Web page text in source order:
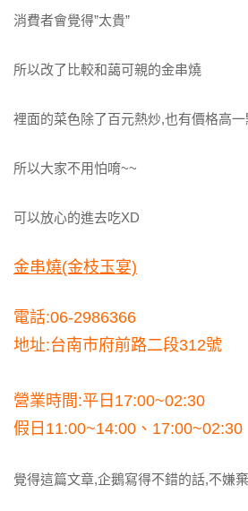
消費者會覺得”太貴”
所以改了比較和藹可親的金串燒
裡面的菜色除了百元熱炒,也有價格高
所以大家不用怕唷~~
可以放心的進去吃XD
金串燒(金枝玉宴)
電話:06-2986366
地址:台南市府前路二段312號
營業時間:平日17:00~02:30
假日11:00~14:00、17:00~02:30
覺得這篇文章,企鵝寫得不錯的話,不嫌